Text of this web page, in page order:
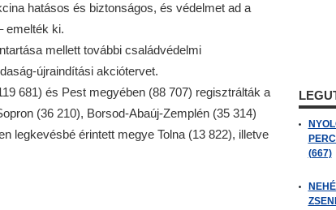
hatásos és biztonságos, és védelmet ad a
emelték ki.
mellett további családvédelmi
újraindítási akciótervet.
681) és Pest megyében (88 707) regisztrálták a
(36 210), Borsod-Abaúj-Zemplén (35 314)
legkevésbé érintett megye Tolna (13 822), illetve
(667)